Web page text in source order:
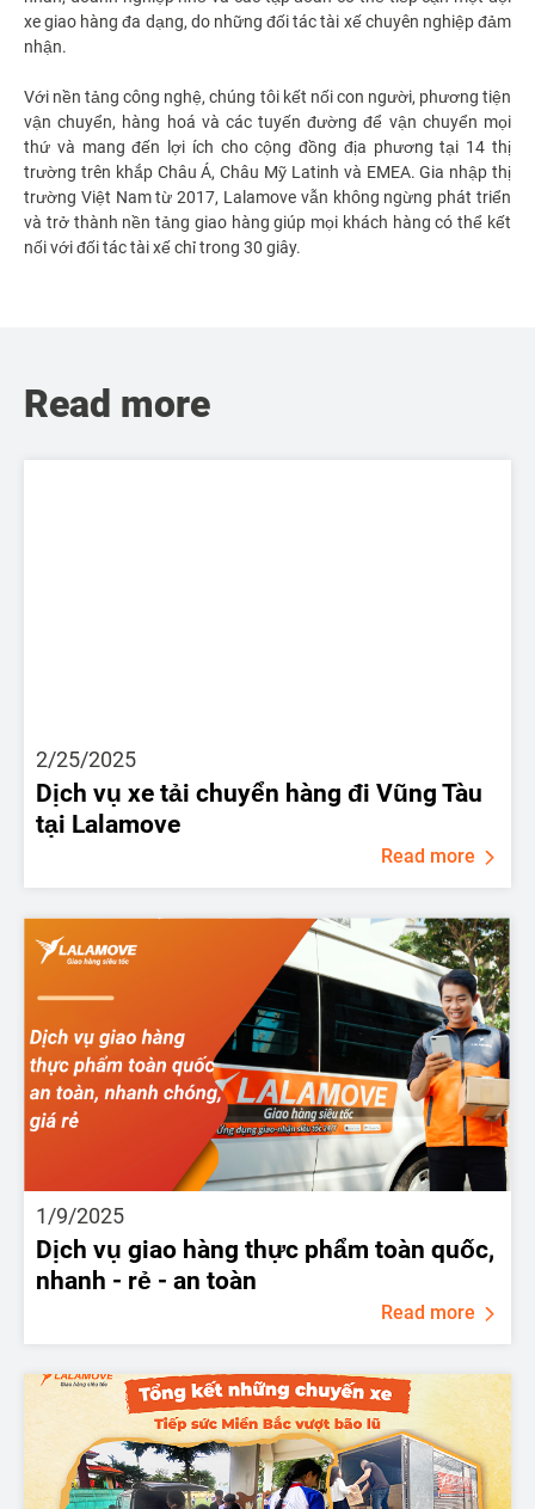
xe giao hàng đa dạng, do những đối tác tài xế chuyên nghiệp đảm
nhận.
Với nền tảng công nghệ, chúng tôi kết nối con người, phương tiện
vận chuyển, hàng hoá và các tuyến đường để vận chuyển mọi
thứ và mang đến lợi ích cho cộng đồng địa phương tại 14 thị
trường trên khắp Châu Á, Châu Mỹ Latinh và EMEA. Gia nhập thị
trường Việt Nam từ 2017, Lalamove vẫn không ngừng phát triển
và trở thành nền tảng giao hàng giúp mọi khách hàng có thể kết
nối với đối tác tài xế chỉ trong 30 giây.
Read more
2/25/2025
Dịch vụ xe tải chuyển hàng đi Vũng Tàu
tại Lalamove
Read more
1/9/2025
Dịch vụ giao hàng thực phẩm toàn quốc,
nhanh - rẻ - an toàn
Read more